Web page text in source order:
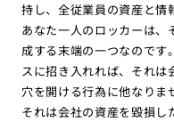
持し、全従業員の資産と情
あなた一人のロッカーは、
成する末端の一つなのです
スに招き入れれば、それは
穴を開ける行為に他なりま
それは会社の資産を毀損し